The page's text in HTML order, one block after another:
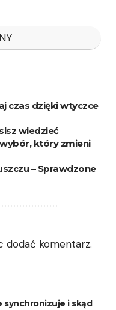
czas dzięki wtyczce
wiedzieć
który zmieni
– Sprawdzone
dodać komentarz.
synchronizuje i skąd